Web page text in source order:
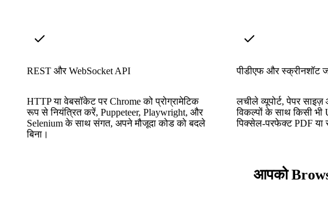
REST और WebSocket API
HTTP या वेबसॉकेट पर Chrome को प्रोग्रामेटिक
रूप से नियंत्रित करें, Puppeteer, Playwright, और
Selenium के साथ संगत, अपने मौजूदा कोड को बदले
बिना।
पीडीएफ और स्क्रीनशॉट
लचीले व्यूपोर्ट, पेपर
विकल्पों के साथ किसी
पिक्सेल-परफेक्ट PDF या
आपको